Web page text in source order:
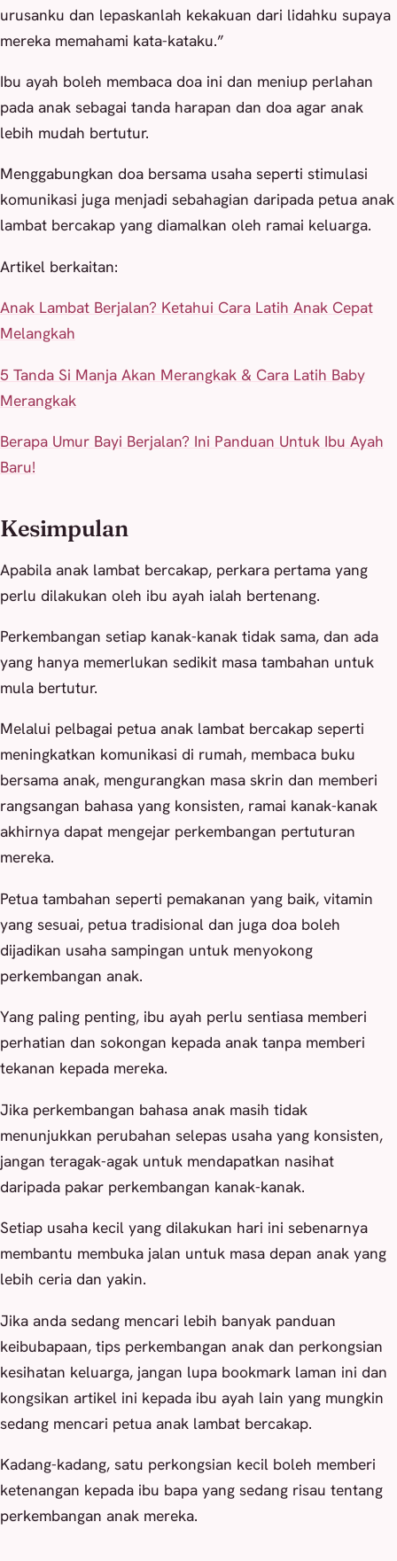
urusanku dan lepaskanlah kekakuan dari lidahku supaya
mereka memahami kata-kataku.”
Ibu ayah boleh membaca doa ini dan meniup perlahan
pada anak sebagai tanda harapan dan doa agar anak
lebih mudah bertutur.
Menggabungkan doa bersama usaha seperti stimulasi
komunikasi juga menjadi sebahagian daripada petua anak
lambat bercakap yang diamalkan oleh ramai keluarga.
Artikel berkaitan:
Anak Lambat Berjalan? Ketahui Cara Latih Anak Cepat
Melangkah
5 Tanda Si Manja Akan Merangkak & Cara Latih Baby
Merangkak
Berapa Umur Bayi Berjalan? Ini Panduan Untuk Ibu Ayah
Baru!
Kesimpulan
Apabila anak lambat bercakap, perkara pertama yang
perlu dilakukan oleh ibu ayah ialah bertenang.
Perkembangan setiap kanak-kanak tidak sama, dan ada
yang hanya memerlukan sedikit masa tambahan untuk
mula bertutur.
Melalui pelbagai petua anak lambat bercakap seperti
meningkatkan komunikasi di rumah, membaca buku
bersama anak, mengurangkan masa skrin dan memberi
rangsangan bahasa yang konsisten, ramai kanak-kanak
akhirnya dapat mengejar perkembangan pertuturan
mereka.
Petua tambahan seperti pemakanan yang baik, vitamin
yang sesuai, petua tradisional dan juga doa boleh
dijadikan usaha sampingan untuk menyokong
perkembangan anak.
Yang paling penting, ibu ayah perlu sentiasa memberi
perhatian dan sokongan kepada anak tanpa memberi
tekanan kepada mereka.
Jika perkembangan bahasa anak masih tidak
menunjukkan perubahan selepas usaha yang konsisten,
jangan teragak-agak untuk mendapatkan nasihat
daripada pakar perkembangan kanak-kanak.
Setiap usaha kecil yang dilakukan hari ini sebenarnya
membantu membuka jalan untuk masa depan anak yang
lebih ceria dan yakin.
Jika anda sedang mencari lebih banyak panduan
keibubapaan, tips perkembangan anak dan perkongsian
kesihatan keluarga, jangan lupa bookmark laman ini dan
kongsikan artikel ini kepada ibu ayah lain yang mungkin
sedang mencari petua anak lambat bercakap.
Kadang-kadang, satu perkongsian kecil boleh memberi
ketenangan kepada ibu bapa yang sedang risau tentang
perkembangan anak mereka.